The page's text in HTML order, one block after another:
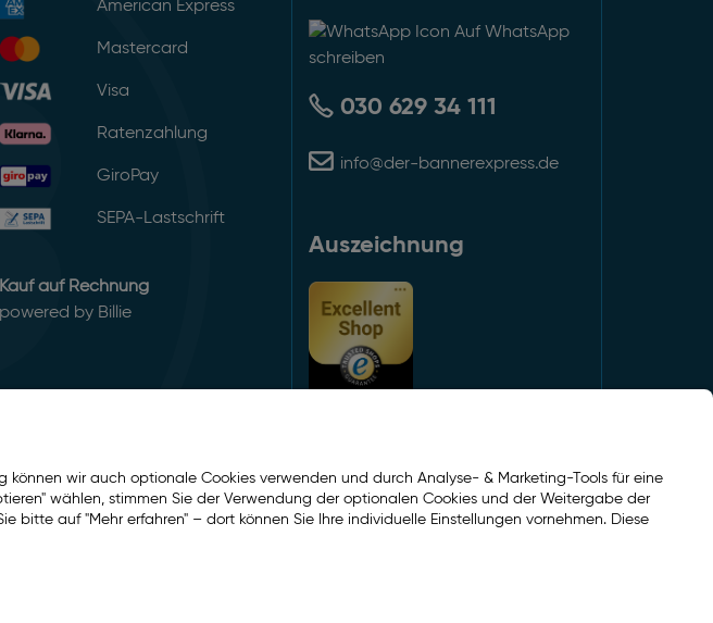
American Express
Mastercard
Visa
Ratenzahlung
GiroPay
SEPA-Lastschrift
Kauf auf Rechnung
powered by Billie
Auf WhatsApp
schreiben
030 629 34 111
info@der-bannerexpress.de
Auszeichnung
Social Media
wir auch optionale Cookies verwenden und durch Analyse- & Marketing-Tools für eine
wählen, stimmen Sie der Verwendung der optionalen Cookies und der Weitergabe der
auf "Mehr erfahren" – dort können Sie Ihre individuelle Einstellungen vornehmen. Diese